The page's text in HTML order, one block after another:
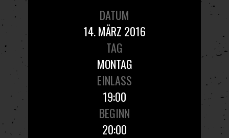
DATUM
14. MÄRZ 2016
TAG
MONTAG
EINLASS
19:00
BEGINN
20:00